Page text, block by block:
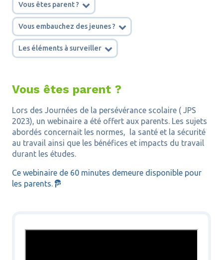
Vous êtes parent ?
Vous embauchez des jeunes ?
Les éléments à surveiller
Vous êtes parent ?
Lors des Journées de la persévérance scolaire ( JPS
2023), un webinaire a été offert aux parents. Les sujets
abordés concernait les normes, la santé et la sécurité
au travail ainsi que les bénéfices et impacts du travail
durant les études.
Ce webinaire de 60 minutes demeure disponible pour
les parents. 